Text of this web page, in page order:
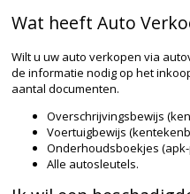
Wat heeft Auto
Wilt u uw auto verkopen via
de informatie nodig op het
aantal documenten.
Overschrijvingsbewijs
Voertuigbewijs
Onderhoudsboekjes
Alle autosleutels.